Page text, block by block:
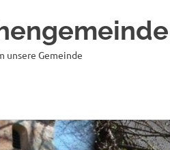
unsere Gemeinde